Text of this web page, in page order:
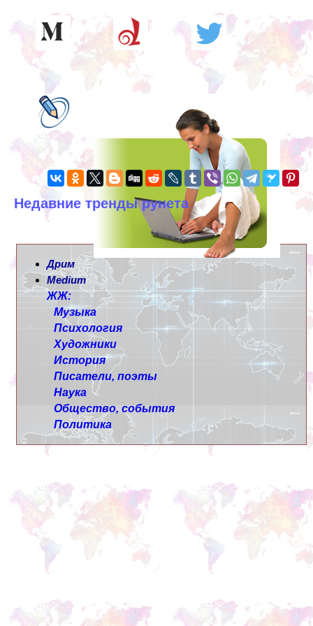
Недавние тренды рунета
Дрим
Medium
ЖЖ:
Музыка
Психология
Художники
История
Писатели, поэты
Наука
Общество, события
Политика